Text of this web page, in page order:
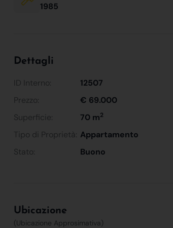
1985
Dettagli
ID Interno: 12507
Prezzo:
€ 69.000
Superficie:
70 m2
Tipo di Proprietà: Appartamento
Stato:
Buono
Ubicazione
(Ubicazione Approsimativa)